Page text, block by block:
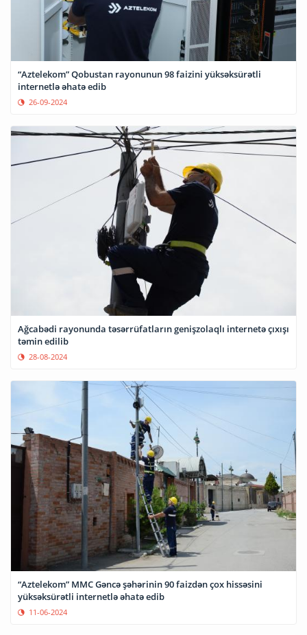
“Aztelekom” Qobustan rayonunun 98 faizini yüksəksürətli
internetlə əhatə edib
26-09-2024
Ağcabədi rayonunda təsərrüfatların genişzolaqlı internetə çıxışı
təmin edilib
28-08-2024
“Aztelekom” MMC Gəncə şəhərinin 90 faizdən çox hissəsini
yüksəksürətli internetlə əhatə edib
11-06-2024